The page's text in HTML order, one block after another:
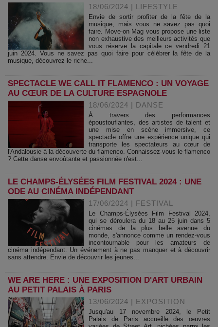
18/06/2024 | LIFESTYLE
Envie de sortir profiter de la fête de la
musique, mais vous ne savez pas quoi
faire. Move-on Mag vous propose une liste
non exhaustive des meilleurs activités que
vous réserve la capitale ce vendredi 21
juin 2024. Vous ne savez pas quoi faire pour célébrer la fête de la
musique, découvrez le riche...
SPECTACLE WE CALL IT FLAMENCO : UN VOYAGE
AU CŒUR DE LA CULTURE ESPAGNOLE
18/06/2024 | DANSE
À travers des performances
époustouflantes, des artistes de talent et
une mise en scène immersive, ce
spectacle offre une expérience unique qui
transporte les spectateurs au cœur de
l'Andalousie à la découverte du flamenco. Connaissez-vous le flamenco
? Cette danse envoûtante et passionnée n'est...
LE CHAMPS-ÉLYSÉES FILM FESTIVAL 2024 : UNE
ODE AU CINÉMA INDÉPENDANT
17/06/2024 | FESTIVAL
Le Champs-Élysées Film Festival 2024,
qui se déroulera du 18 au 25 juin dans 5
cinémas de la plus belle avenue du
monde, s'annonce comme un rendez-vous
incontournable pour les amateurs de
cinéma indépendant. Un événement à ne pas manquer et à découvrir
sans attendre. Envie de découvrir les jeunes...
WE ARE HERE : UNE EXPOSITION D'ART URBAIN
AU PETIT PALAIS À PARIS
13/06/2024 | EXPOSITION
Jusqu'au 17 novembre 2024, le Petit
Palais de Paris accueille des œuvres